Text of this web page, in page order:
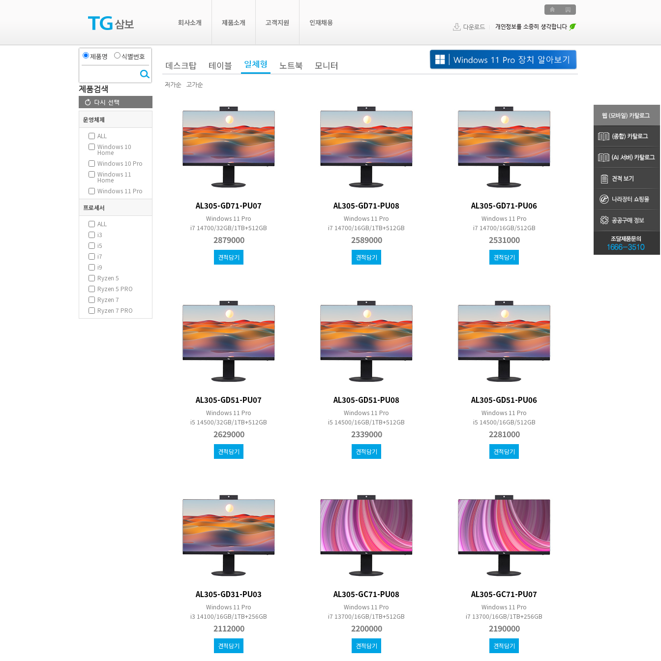
회사소개 제품소개 고객지원 인재채용
제품검색
운영체제
ALL
Windows 10
Home
Windows 10 Pro
Windows 11
Home
Windows 11 Pro
프로세서
ALL
i3
i5
i7
i9
Ryzen 5
Ryzen 5 PRO
Ryzen 7
Ryzen 7 PRO
제품명 식별번호
데스크탑 테이블 일체형 노트북 모니터
AL305-GD71-PU07
Windows 11 Pro
i7 14700/32GB/1TB+512GB
2879000
견적담기
AL305-GD71-PU08
Windows 11 Pro
i7 14700/16GB/1TB+512GB
2589000
견적담기
AL305-GD71-PU06
Windows 11 Pro
i7 14700/16GB/512GB
2531000
견적담기
AL305-GD51-PU07
Windows 11 Pro
i5 14500/32GB/1TB+512GB
2629000
견적담기
AL305-GD51-PU08
Windows 11 Pro
i5 14500/16GB/1TB+512GB
2339000
견적담기
AL305-GD51-PU06
Windows 11 Pro
i5 14500/16GB/512GB
2281000
견적담기
AL305-GD31-PU03
Windows 11 Pro
i3 14100/16GB/1TB+256GB
2112000
견적담기
AL305-GC71-PU08
Windows 11 Pro
i7 13700/16GB/1TB+512GB
2200000
견적담기
AL305-GC71-PU07
Windows 11 Pro
i7 13700/16GB/1TB+256GB
2190000
견적담기